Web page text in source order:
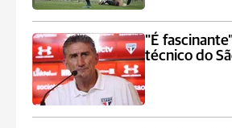
"É
técnico do